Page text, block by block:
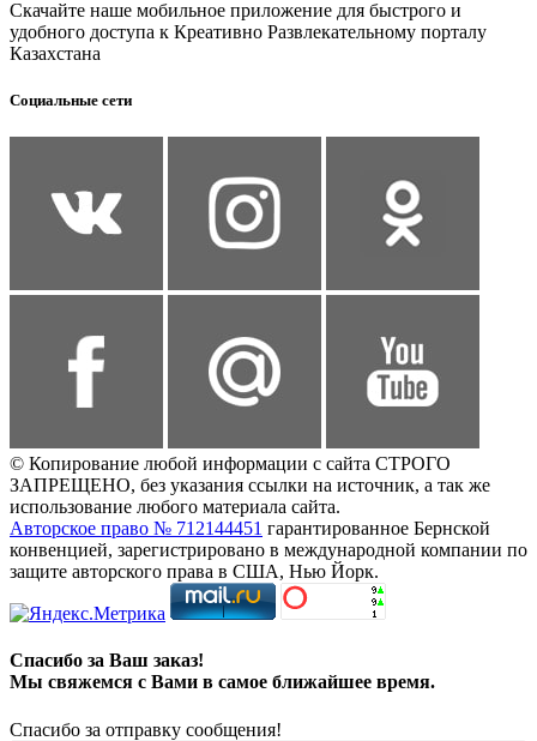
Скачайте наше мобильное приложение для быстрого и
удобного доступа к Креативно Развлекательному порталу
Казахстана
Социальные сети
© Копирование любой информации с сайта СТРОГО
ЗАПРЕЩЕНО, без указания ссылки на источник, а так же
использование любого материала сайта.
Авторское право № 712144451 гарантированное Бернской
конвенцией, зарегистрировано в международной компании по
защите авторского права в США, Нью Йорк.
Спасибо за Ваш заказ!
Мы свяжемся с Вами в самое ближайшее время.
Спасибо за отправку сообщения!